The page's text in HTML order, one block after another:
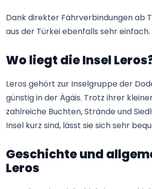
Dank direkter Fährverbindungen ab
aus der Türkei ebenfalls sehr einfach.
Wo liegt die Insel
Leros gehört zur Inselgruppe der
günstig in der Ägäis. Trotz ihrer
zahlreiche Buchten, Strände und
Insel kurz sind, lässt sie sich sehr
Geschichte und
Leros